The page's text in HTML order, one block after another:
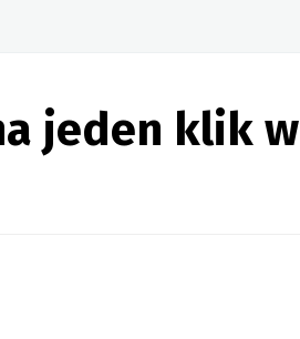
jeden klik w